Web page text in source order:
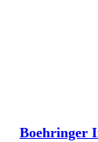
Boehringer